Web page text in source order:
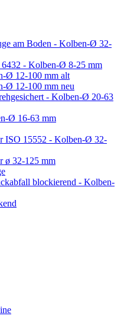
am Boden - Kolben-Ø 32-
6432 - Kolben-Ø 8-25 mm
Ø 12-100 mm alt
Ø 12-100 mm neu
- Kolben-Ø 20-63
Ø 16-63 mm
ISO 15552 - Kolben-Ø 32-
ø 32-125 mm
blockierend - Kolben-